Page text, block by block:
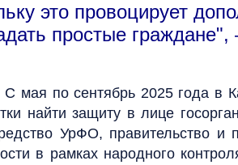
это провоцирует
простые граждане",
мая по сентябрь 2025 года в
найти защиту в лице
УрФО, правительство и
в рамках народного